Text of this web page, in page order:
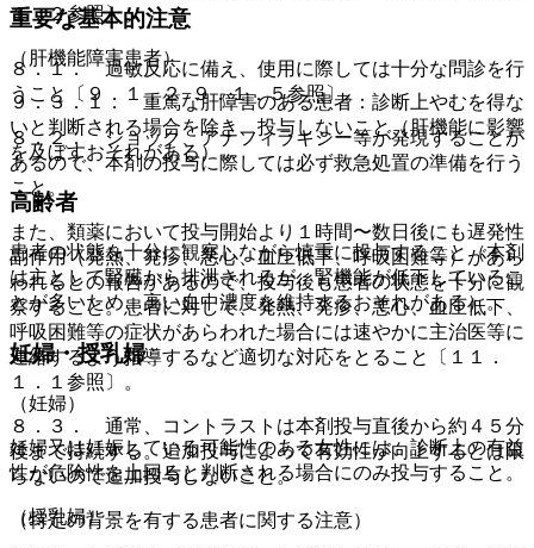
１．２参照〕。
（肝機能障害患者）
９．３．１． 重篤な肝障害のある患者：診断上やむを得な
いと判断される場合を除き、投与しないこと（肝機能に影響
を及ぼすおそれがある）。
高齢者
患者の状態を十分に観察しながら慎重に投与すること（本剤
は主として腎臓から排泄されるが、腎機能が低下しているこ
とが多いため、高い血中濃度を維持するおそれがある）。
妊婦・授乳婦
（妊婦）
妊婦又は妊娠している可能性のある女性には、診断上の有益
性が危険性を上回ると判断される場合にのみ投与すること。
（授乳婦）
重要な基本的注意
８．１． 過敏反応に備え、使用に際しては十分な問診を行
うこと〔９．１．２−９．１．５参照〕。
８．２． ショック、アナフィラキシー等が発現することが
あるので、本剤の投与に際しては必ず救急処置の準備を行う
こと。
また、類薬において投与開始より１時間〜数日後にも遅発性
副作用（発熱、発疹、悪心、血圧低下、呼吸困難等）があら
われるとの報告があるので、投与後も患者の状態を十分に観
察すること。患者に対して、発熱、発疹、悪心、血圧低下、
呼吸困難等の症状があらわれた場合には速やかに主治医等に
連絡するよう指導するなど適切な対応をとること〔１１．
１．１参照〕。
８．３． 通常、コントラストは本剤投与直後から約４５分
後まで持続する。追加投与によって有効性が向上するとは限
らないので追加投与しないこと。
（特定の背景を有する患者に関する注意）